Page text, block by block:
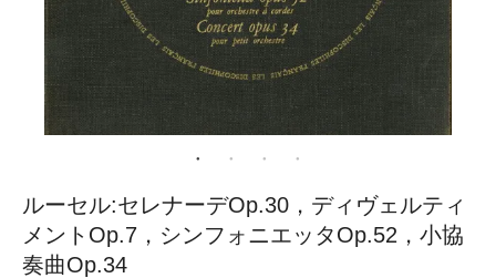
ルーセル:セレナーデOp.30，ディヴェルティ
メントOp.7，シンフォニエッタOp.52，小協
奏曲Op.34